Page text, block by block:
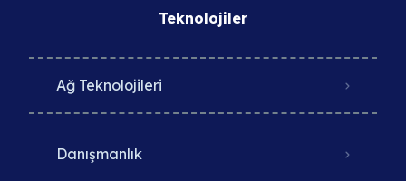
Teknolojiler
Ağ Teknolojileri
Danışmanlık